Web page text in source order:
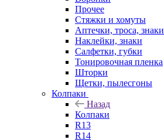
Прочее
Стяжки и хомуты
Аптечки, троса, знаки
Наклейки, знаки
Салфетки, губки
Тонировочная пленка
Шторки
Щетки, пылесгоны
Колпаки
Назад
Колпаки
R13
R14